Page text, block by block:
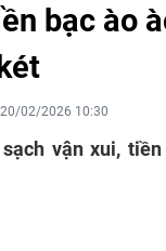
bạc ào
20/02/2026 10:30
vận xui,